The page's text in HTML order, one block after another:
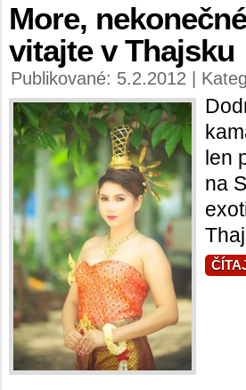
More,
vitajte v Thajsku
Publikované: 5.2.2012 |
len
na